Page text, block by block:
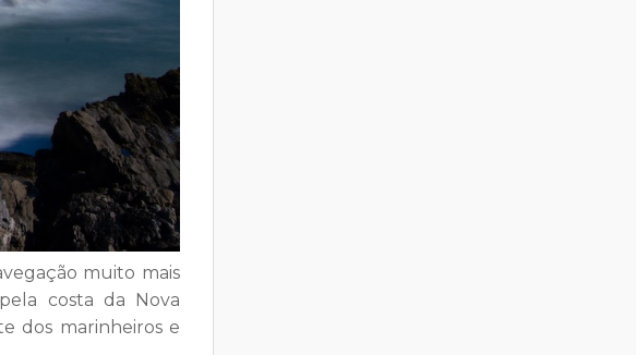
muito mais
costa da Nova
dos marinheiros e